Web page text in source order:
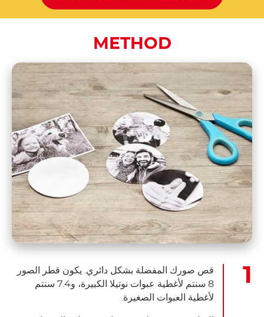
METHOD
قص صورك المفضلة بشكل دائري. يكون قطر الصور
8 سنتم لأغطية عبوات نوتيلا الكبيرة، و7.4 سنتم
لأغطية العبوات الصغيرة.